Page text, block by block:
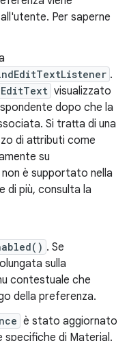
Per saperne
.
EditText visualizzato
dopo che la
Si tratta di una
di attributi come
su
è supportato nella
di più, consulta la
. Se
sulla
contestuale che
della preferenza.
è stato aggiornato
specifiche di Material.